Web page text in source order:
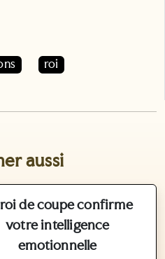
suivantes. Vous
roi
aussi
de coupe confirme
votre intelligence
emotionnelle